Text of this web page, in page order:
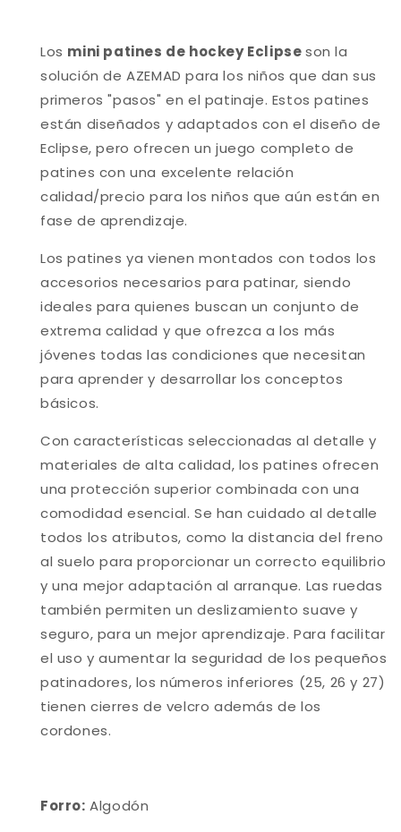
Los mini patines de hockey Eclipseson la
solución de AZEMAD para los niños que dan sus
primeros "pasos" en el patinaje. Estos patines
están diseñados y adaptados con el diseño de
Eclipse, pero ofrecen un juego completo de
patines con una excelente relación
calidad/precio para los niños que aún están en
fase de aprendizaje.
Los patines ya vienen montados con todos los
accesorios necesarios para patinar, siendo
ideales para quienes buscan un conjunto de
extrema calidad y que ofrezca a los más
jóvenes todas las condiciones que necesitan
para aprender y desarrollar los conceptos
básicos.
Con características seleccionadas al detalle y
materiales de alta calidad, los patines ofrecen
una protección superior combinada con una
comodidad esencial. Se han cuidado al detalle
todos los atributos, como la distancia del freno
al suelo para proporcionar un correcto equilibrio
y una mejor adaptación al arranque. Las ruedas
también permiten un deslizamiento suave y
seguro, para un mejor aprendizaje. Para facilitar
el uso y aumentar la seguridad de los pequeños
patinadores, los números inferiores (25, 26 y 27)
tienen cierres de velcro además de los
cordones.
Forro: Algodón